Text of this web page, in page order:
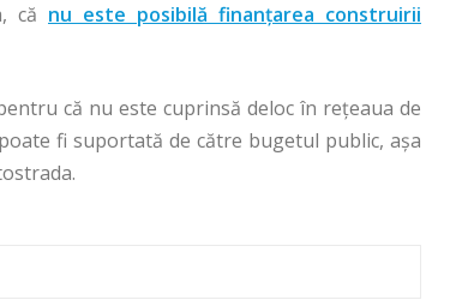
că nu este posibilă finanţarea construirii
că nu este cuprinsă deloc în rețeaua de
fi suportată de către bugetul public, așa